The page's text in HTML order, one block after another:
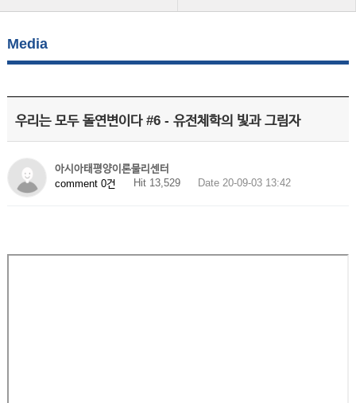
Media
우리는 모두 돌연변이다 #6 - 유전체학의 빛과 그림자
아시아태평양이론물리센터
comment 0건
Hit 13,529 Date 20-09-03 13:42